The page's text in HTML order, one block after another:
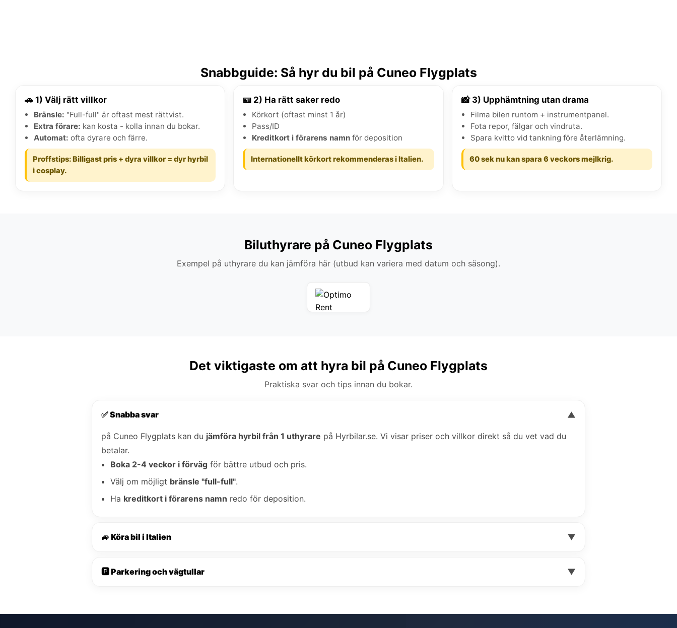
Snabbguide: Så hyr du bil på Cuneo Flygplats
🚗 1) Välj rätt villkor
Bränsle: "Full-full" är oftast mest rättvist.
Extra förare: kan kosta - kolla innan du bokar.
Automat: ofta dyrare och färre.
Proffstips: Billigast pris + dyra villkor = dyr hyrbil
i cosplay.
🪪 2) Ha rätt saker redo
Körkort (oftast minst 1 år)
Pass/ID
Kreditkort i förarens namn för deposition
Internationellt körkort rekommenderas i Italien.
📸 3) Upphämtning utan drama
Filma bilen runtom + instrumentpanel.
Fota repor, fälgar och vindruta.
Spara kvitto vid tankning före återlämning.
60 sek nu kan spara 6 veckors mejlkrig.
Biluthyrare på Cuneo Flygplats
Exempel på uthyrare du kan jämföra här (utbud kan variera med datum och säsong).
Det viktigaste om att hyra bil på Cuneo Flygplats
Praktiska svar och tips innan du bokar.
✅ Snabba svar ▼
på Cuneo Flygplats kan du jämföra hyrbil från 1 uthyrare på Hyrbilar.se. Vi visar priser och villkor direkt så du vet vad du
betalar.
Boka 2-4 veckor i förväg för bättre utbud och pris.
Välj om möjligt bränsle "full-full".
Ha kreditkort i förarens namn redo för deposition.
🚙 Köra bil i Italien ▼
🅿️ Parkering och vägtullar ▼